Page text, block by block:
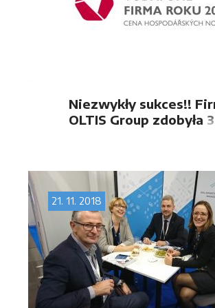
Niezwykły sukces!!
OLTIS Group zdobyła
konkursie Vodafone
Firma roku 2018
21. 11. 2018